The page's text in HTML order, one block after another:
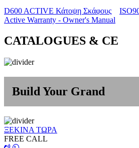
D600 ACTIVE Κάτοψη Σκάφους
Active Warranty - Owner's Manual
CATALOGUES & CE
Build Your Grand
ΞΕΚΙΝΑ ΤΩΡΑ
FREE CALL